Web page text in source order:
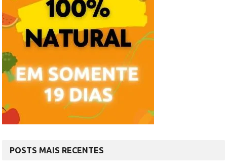
POSTS MAIS RECENTES